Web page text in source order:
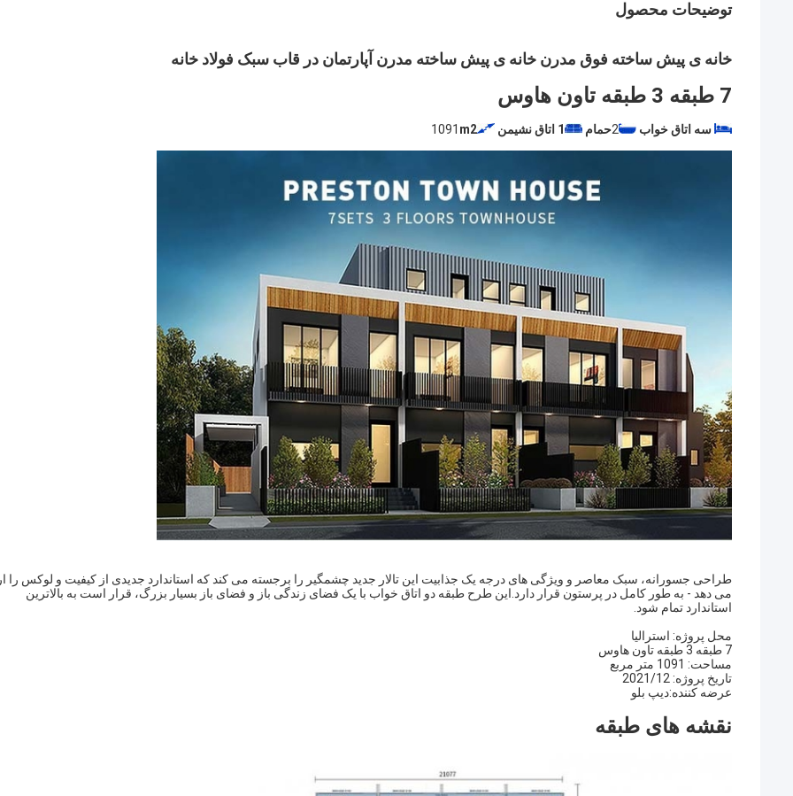
توضیحات محصول
خانه ی پیش ساخته فوق مدرن خانه ی پیش ساخته مدرن آپارتمان در قاب سبک فولاد خانه
7 طبقه 3 طبقه تاون هاوس
سه اتاق خواب 2حمام 1 اتاق نشیمن 1091 m2
طراحی جسورانه، سبک معاصر و ویژگی های درجه یک جذابیت این تالار جدید چشمگیر را برجسته می کند که استاندارد جدیدی از کیفیت و لوکس را
می دهد - به طور کامل در پرستون قرار دارد.این طرح طبقه دو اتاق خواب با یک فضای زندگی باز و فضای باز بسیار بزرگ، قرار است به بالاترین
استاندارد تمام شود.
محل پروژه: استرالیا
7 طبقه 3 طبقه تاون هاوس
مساحت: 1091 متر مربع
تاریخ پروژه: 2021/12
عرضه کننده:ديپ بلو
نقشه های طبقه